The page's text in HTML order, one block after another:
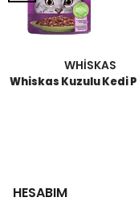
WHİSKAS
HESABIM